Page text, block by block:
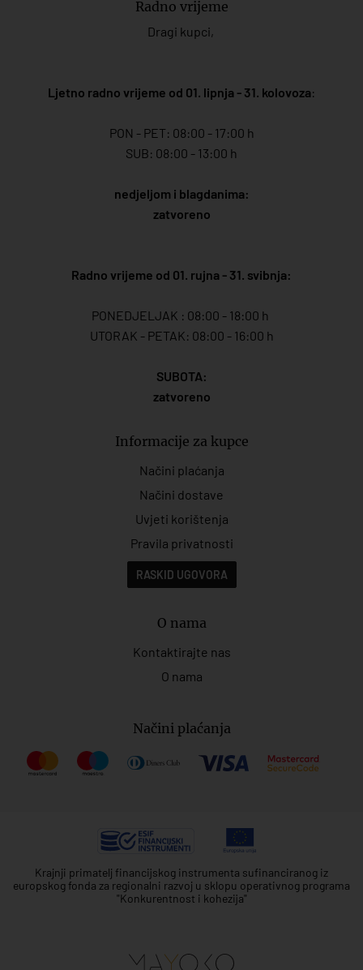
Radno vrijeme
Dragi kupci,
Ljetno radno vrijeme od 01. lipnja - 31. kolovoza:
PON - PET: 08:00 - 17:00 h
SUB: 08:00 - 13:00 h
nedjeljom i blagdanima:
zatvoreno
Radno vrijeme od 01. rujna - 31. svibnja:
PONEDJELJAK : 08:00 - 18:00 h
UTORAK - PETAK: 08:00 - 16:00 h
SUBOTA:
zatvoreno
Informacije za kupce
Načini plaćanja
Načini dostave
Uvjeti korištenja
Pravila privatnosti
RASKID UGOVORA
O nama
Kontaktirajte nas
O nama
Načini plaćanja
Krajnji primatelj financijskog instrumenta sufinanciranog iz
europskog fonda za regionalni razvoj u sklopu operativnog programa
"Konkurentnost i kohezija"